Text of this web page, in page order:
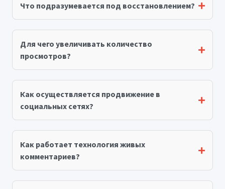
Что подразумевается под восстановлением?
Для чего увеличивать количество
просмотров?
Как осуществляется продвижение в
социальных сетях?
Как работает технология живых
комментариев?